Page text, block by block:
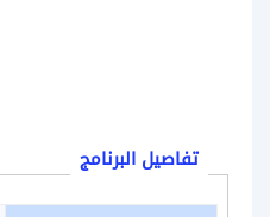
تفاصيل البرنامج